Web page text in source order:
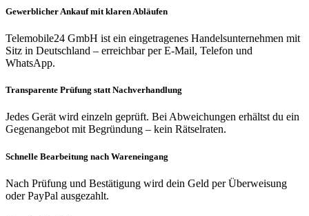
Gewerblicher Ankauf mit klaren Abläufen
Telemobile24 GmbH ist ein eingetragenes Handelsunternehmen mit
Sitz in Deutschland – erreichbar per E-Mail, Telefon und
WhatsApp.
Transparente Prüfung statt Nachverhandlung
Jedes Gerät wird einzeln geprüft. Bei Abweichungen erhältst du ein
Gegenangebot mit Begründung – kein Rätselraten.
Schnelle Bearbeitung nach Wareneingang
Nach Prüfung und Bestätigung wird dein Geld per Überweisung
oder PayPal ausgezahlt.